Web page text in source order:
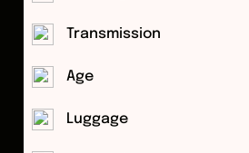
Transmission
Age
Luggage